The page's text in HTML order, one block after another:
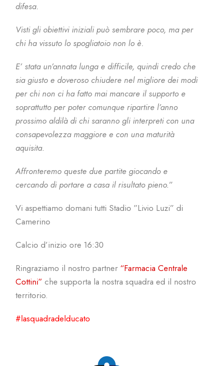
difesa.
Visti gli obiettivi iniziali può sembrare poco, ma per
chi ha vissuto lo spogliatoio non lo è.
E’ stata un’annata lunga e difficile, quindi credo che
sia giusto e doveroso chiudere nel migliore dei modi
per chi non ci ha fatto mai mancare il supporto e
soprattutto per poter comunque ripartire l’anno
prossimo aldilà di chi saranno gli interpreti con una
consapevolezza maggiore e con una maturità
aquisita.
Affronteremo queste due partite giocando e
cercando di portare a casa il risultato pieno.”
Vi aspettiamo domani tutti Stadio ”Livio Luzi” di
Camerino
Calcio d’inizio ore 16:30
Ringraziamo il nostro partner “Farmacia Centrale
Cottini” che supporta la nostra squadra ed il nostro
territorio.
#lasquadradelducato